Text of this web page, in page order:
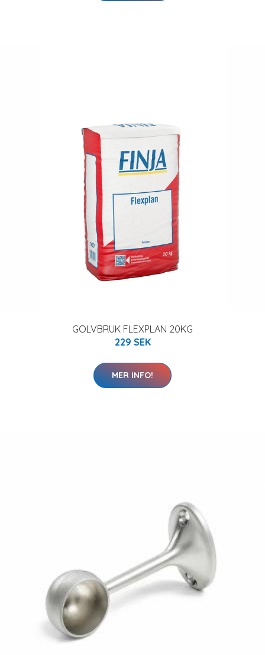
GOLVBRUK FLEXPLAN 20KG
229 SEK
MER INFO!